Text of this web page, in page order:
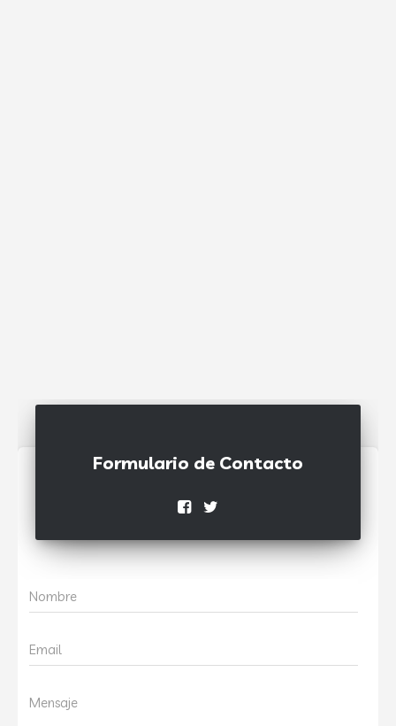
Formulario de Contacto
Nombre
Email
Mensaje